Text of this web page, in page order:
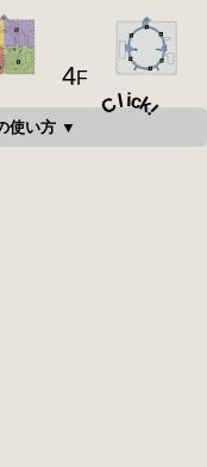
4F
Cl ick
!
使い方 ▼